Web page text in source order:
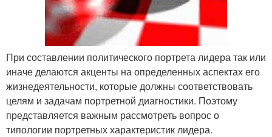
При составлении политического портрета лидера так или
иначе делаются акценты на определенных аспектах его
жизнедеятельности, которые должны соответствовать
целям и задачам портретной диагностики. Поэтому
представляется важным рассмотреть вопрос о
типологии портретных характеристик лидера.